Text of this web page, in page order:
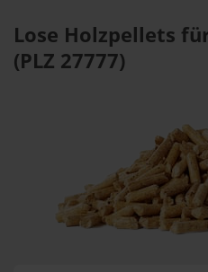
Lose Holzpellets
(PLZ 27777)